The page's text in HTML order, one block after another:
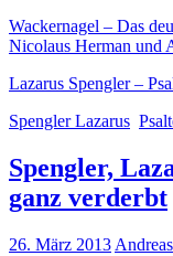
Wackernagel – Das
Nicolaus Herman und
Lazarus Spengler –
Spengler Lazarus
Spengler,
ganz verderbt
26. März 2013 Andreas